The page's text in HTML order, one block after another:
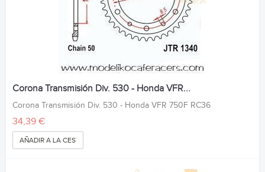
Corona Transmisión Div. 530 - Honda VFR...
Corona Transmisión Div. 530 - Honda VFR 750F RC36
34,39 €
AÑADIR A LA CESTA